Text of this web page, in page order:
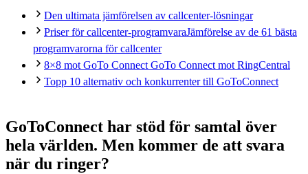
Den ultimata jämförelsen av callcenter-lösningar
Priser för callcenter-programvaraJämförelse av de 61 bästa
programvarorna för callcenter
8×8 mot GoTo ConnectGoTo Connect mot RingCentral
Topp 10 alternativ och konkurrenter till GoToConnect
GoToConnect har stöd för samtal över
hela världen. Men kommer de att svara
när du ringer?